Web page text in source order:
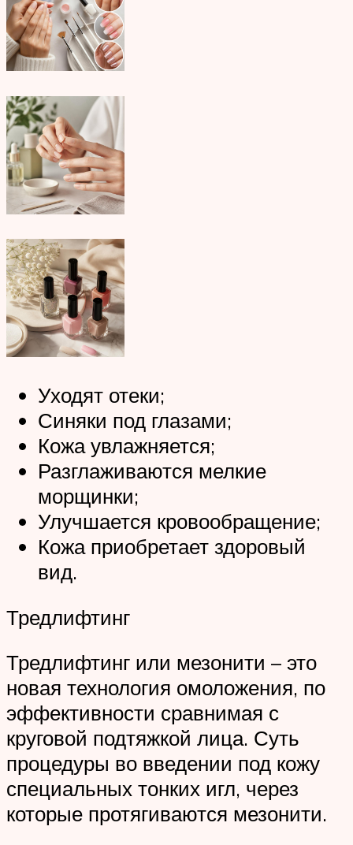
Уходят отеки;
Синяки под глазами;
Кожа увлажняется;
Разглаживаются мелкие
морщинки;
Улучшается кровообращение;
Кожа приобретает здоровый
вид.
Тредлифтинг
Тредлифтинг или мезонити – это
новая технология омоложения, по
эффективности сравнимая с
круговой подтяжкой лица. Суть
процедуры во введении под кожу
специальных тонких игл, через
которые протягиваются мезонити.